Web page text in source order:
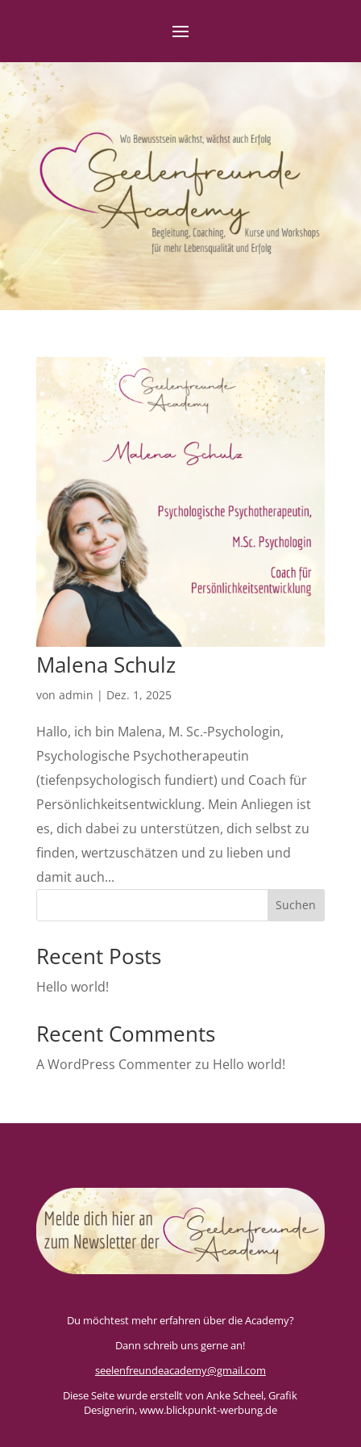
Malena Schulz
von admin | Dez. 1, 2025
Hallo, ich bin Malena, M. Sc.-Psychologin,
Psychologische Psychotherapeutin
(tiefenpsychologisch fundiert) und Coach für
Persönlichkeitsentwicklung. Mein Anliegen ist
es, dich dabei zu unterstützen, dich selbst zu
finden, wertzuschätzen und zu lieben und
damit auch...
Suchen
Recent Posts
Hello world!
Recent Comments
A WordPress Commenterzu Hello world!
Du möchtest mehr erfahren über die Academy?
Dann schreib uns gerne an!
seelenfreundeacademy@gmail.com
Diese Seite wurde erstellt von Anke Scheel, Grafik
Designerin, www.blickpunkt-werbung.de